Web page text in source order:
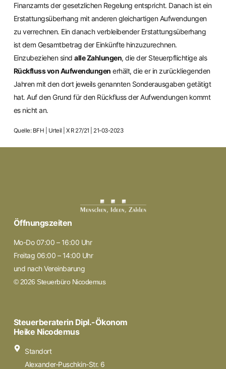
Finanzamts der gesetzlichen Regelung entspricht. Danach ist ein
Erstattungsüberhang mit anderen gleichartigen Aufwendungen
zu verrechnen. Ein danach verbleibender Erstattungsüberhang
ist dem Gesamtbetrag der Einkünfte hinzuzurechnen.
Einzubeziehen sindalle Zahlungen, die der Steuerpflichtige als
Rückfluss von Aufwendungen erhält, die er in zurückliegenden
Jahren mit den dort jeweils genannten Sonderausgaben getätigt
hat. Auf den Grund für den Rückfluss der Aufwendungen kommt
es nicht an.
Quelle: BFH | Urteil | X R 27/21 | 21-03-2023
Öffnungszeiten
Mo-Do 07:00 – 16:00 Uhr
Freitag 06:00 – 14:00 Uhr
und nach Vereinbarung
© 2026 Steuerbüro Nicodemus
Steuerberaterin Dipl.-Ökonom
Heike Nicodemus
Standort
Alexander-Puschkin-Str. 6